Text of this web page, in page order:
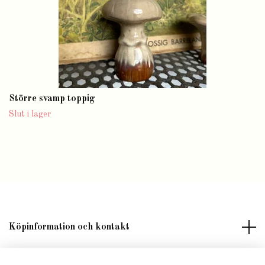
Större svamp toppig
Slut i lager
Köpinformation och kontakt